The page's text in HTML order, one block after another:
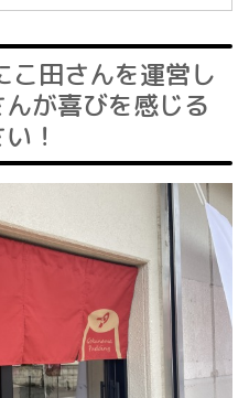
こ田さんを運営し
が喜びを感じる
！